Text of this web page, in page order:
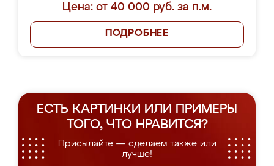
Цена: от 40 000 руб. за п.м.
ПОДРОБНЕЕ
ЕСТЬ КАРТИНКИ ИЛИ ПРИМЕРЫ
ТОГО, ЧТО НРАВИТСЯ?
Присылайте — сделаем также или
лучше!